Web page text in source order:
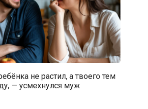
не растил, а твоего тем
— усмехнулся муж